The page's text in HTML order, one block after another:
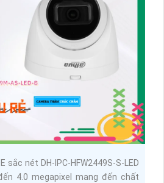
sắc nét DH-IPC-HFW2449S-S-LED
4.0 megapixel mang đến chất